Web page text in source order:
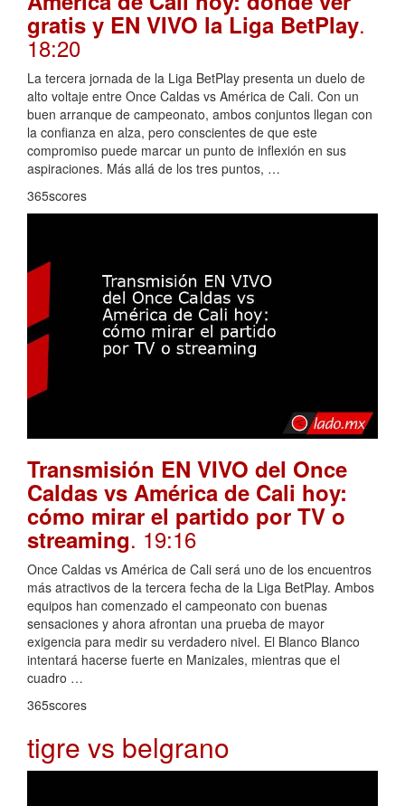
gratis y EN VIVO la Liga BetPlay.
18:20
La tercera jornada de la Liga BetPlay presenta un duelo de
alto voltaje entre Once Caldas vs América de Cali. Con un
buen arranque de campeonato, ambos conjuntos llegan con
la confianza en alza, pero conscientes de que este
compromiso puede marcar un punto de inflexión en sus
aspiraciones. Más allá de los tres puntos, …
365scores
Transmisión EN VIVO del Once
Caldas vs América de Cali hoy:
cómo mirar el partido por TV o
streaming. 19:16
Once Caldas vs América de Cali será uno de los encuentros
más atractivos de la tercera fecha de la Liga BetPlay. Ambos
equipos han comenzado el campeonato con buenas
sensaciones y ahora afrontan una prueba de mayor
exigencia para medir su verdadero nivel. El Blanco Blanco
intentará hacerse fuerte en Manizales, mientras que el
cuadro …
365scores
tigre vs belgrano